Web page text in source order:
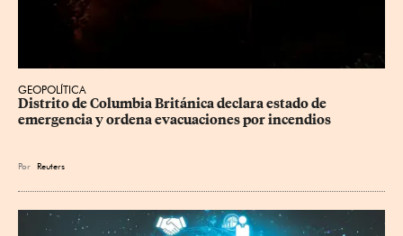
GEOPOLÍTICA
Distrito de Columbia Británica declara estado de
emergencia y ordena evacuaciones por incendios
Por Reuters